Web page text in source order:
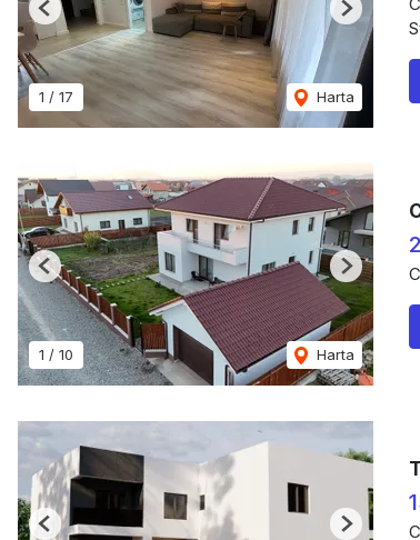
1 / 17 Harta
Previous Next
1 / 10 Harta
Previous Next
Previous Next